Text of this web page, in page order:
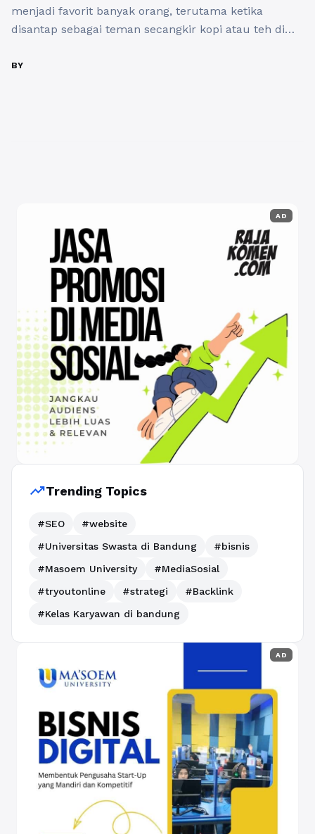
menjadi favorit banyak orang, terutama ketika
disantap sebagai teman secangkir kopi atau teh di
maizena menul yang pasti akan menambah
BY
AD
trending_upTrending Topics
#SEO
#website
#Universitas Swasta di Bandung
#bisnis
#Masoem University
#MediaSosial
#tryoutonline
#strategi
#Backlink
#Kelas Karyawan di bandung
AD